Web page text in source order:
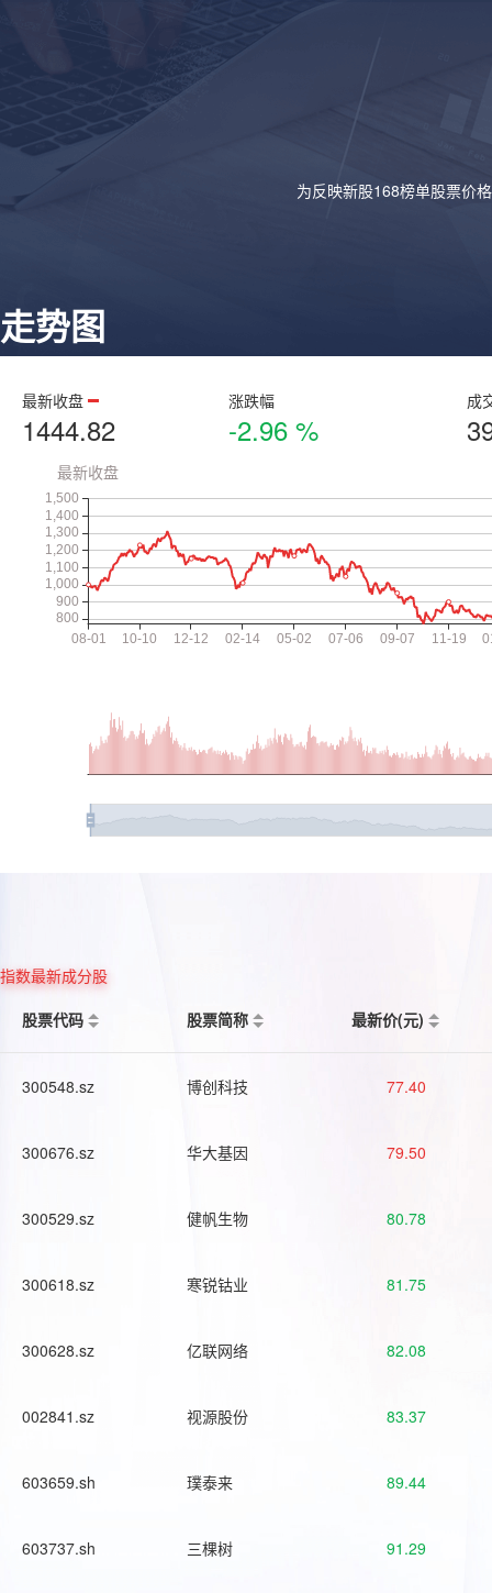
为反映新股168榜单股票价
走势图
最新收盘
1444.82
涨跌幅
-2.96 %
成
指数最新成分股
股票代码
股票简称 最新价(元)
300548.sz 博创科技 77.40
300676.sz 华大基因 79.50
300529.sz 健帆生物 80.78
300618.sz 寒锐钴业 81.75
300628.sz 亿联网络 82.08
002841.sz 视源股份 83.37
603659.sh 璞泰来 89.44
603737.sh 三棵树 91.29